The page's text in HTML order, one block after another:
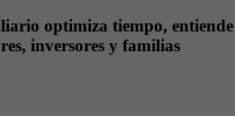
optimiza tiempo,
inversores y familias